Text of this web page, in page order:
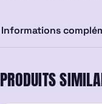
Informations
PRODUITS